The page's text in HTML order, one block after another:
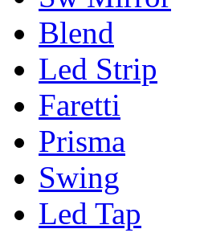
Blend
Led Strip
Faretti
Prisma
Swing
Led Tap